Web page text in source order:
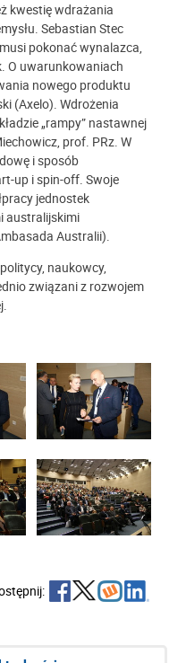
kwestię wdrażania
Sebastian Stec
pokonać wynalazca,
O uwarunkowaniach
nowego produktu
(Axelo). Wdrożenia
„rampy” nastawnej
prof. PRz. W
i sposób
up i spin-off. Swoje
jednostek
australijskimi
Australii).
naukowcy,
związani z rozwojem